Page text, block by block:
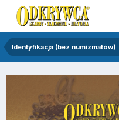
Identyfikacja (bez numizmatów)